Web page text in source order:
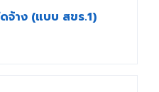
จ้าง (แบบ สขร.1)